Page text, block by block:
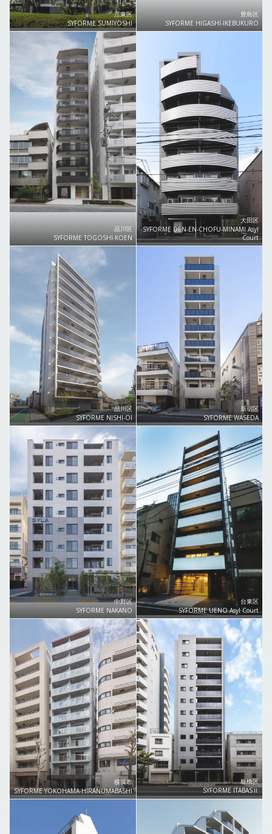
江東区
SYFORME SUMIYOSHI
豊島区
SYFORME HIGASHI-IKEBUKURO
品川区
SYFORME TOGOSHI-KOEN
大田区
SYFORME DEN-EN-CHOFU-MINAMI Asyl
Court
品川区
SYFORME NISHI-OI
新宿区
SYFORME WASEDA
中野区
SYFORME NAKANO
台東区
SYFORME UENO Asyl Court
横浜市
SYFORME YOKOHAMA-HIRANUMABASHI
板橋区
SYFORME ITABASⅡ